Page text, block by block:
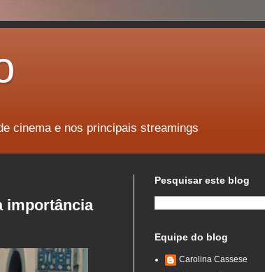
cinema e nos principais streamings
importância
Pesquisar este blog
Equipe do blog
Carolina Cassese